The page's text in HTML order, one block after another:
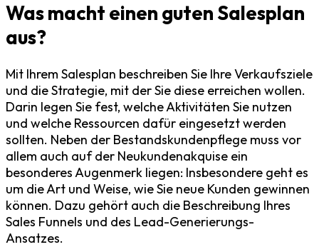
Was macht einen guten Salesplan
aus?
Mit Ihrem Salesplan beschreiben Sie Ihre Verkaufsziele
und die Strategie, mit der Sie diese erreichen wollen.
Darin legen Sie fest, welche Aktivitäten Sie nutzen
und welche Ressourcen dafür eingesetzt werden
sollten. Neben der Bestandskundenpflege muss vor
allem auch auf der Neukundenakquise ein
besonderes Augenmerk liegen: Insbesondere geht es
um die Art und Weise, wie Sie neue Kunden gewinnen
können. Dazu gehört auch die Beschreibung Ihres
Sales Funnels und des Lead-Generierungs-
Ansatzes.